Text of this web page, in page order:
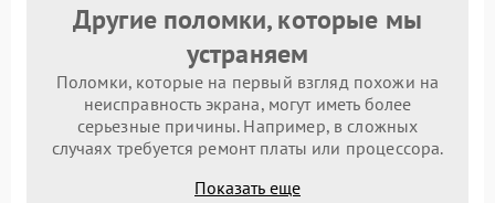
Другие поломки, которые мы
устраняем
Поломки, которые на первый взгляд похожи на
неисправность экрана, могут иметь более
серьезные причины. Например, в сложных
случаях требуется ремонт платы или процессора.
Показать еще